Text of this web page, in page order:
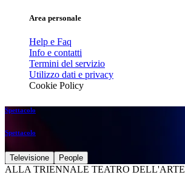
Area personale
Help e Faq
Info e contatti
Termini del servizio
Utilizzo dati e privacy
Cookie Policy
Spettacolo
Spettacolo
Televisione People
ALLA TRIENNALE TEATRO DELL'ARTE